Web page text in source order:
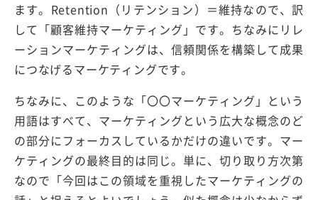
ます。Retention（リテンション）＝維持なので、訳
して「顧客維持マーケティング」です。ちなみにリレ
ーションマーケティングは、信頼関係を構築して成果
につなげるマーケティングです。
ちなみに、このような「〇〇マーケティング」という
用語はすべて、マーケティングという広大な概念のど
の部分にフォーカスしているかだけの違いです。マー
ケティングの最終目的は同じ。単に、切り取り方次第
なので「今回はこの領域を重視したマーケティングの